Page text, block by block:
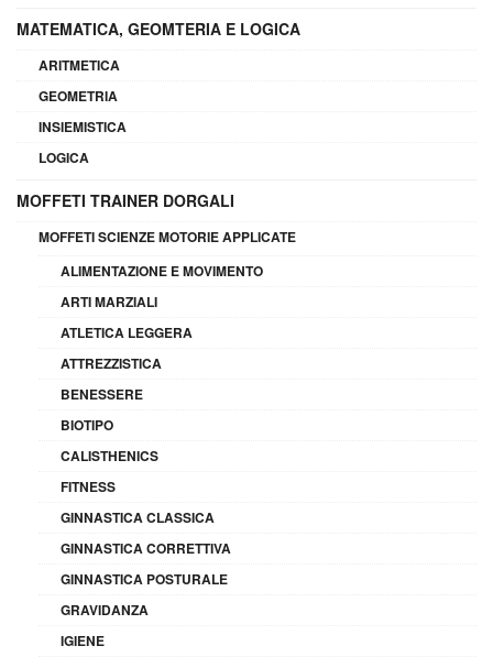
MATEMATICA, GEOMTERIA E LOGICA
ARITMETICA
GEOMETRIA
INSIEMISTICA
LOGICA
MOFFETI TRAINER DORGALI
MOFFETI SCIENZE MOTORIE APPLICATE
ALIMENTAZIONE E MOVIMENTO
ARTI MARZIALI
ATLETICA LEGGERA
ATTREZZISTICA
BENESSERE
BIOTIPO
CALISTHENICS
FITNESS
GINNASTICA CLASSICA
GINNASTICA CORRETTIVA
GINNASTICA POSTURALE
GRAVIDANZA
IGIENE